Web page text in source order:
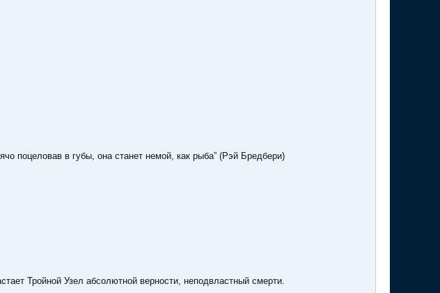
поцеловав в губы, она станет немой, как рыба” (Рэй Бредбери)
Тройной Узел абсолютной верности, неподвластный смерти.